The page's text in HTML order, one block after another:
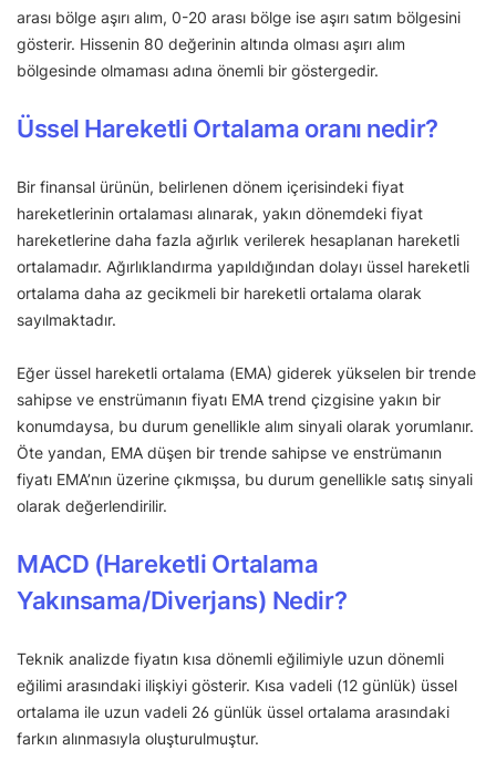
arası bölge aşırı alım, 0-20 arası bölge ise aşırı satım bölgesini
gösterir. Hissenin 80 değerinin altında olması aşırı alım
bölgesinde olmaması adına önemli bir göstergedir.
Üssel Hareketli Ortalama oranı nedir?
Bir finansal ürünün, belirlenen dönem içerisindeki fiyat
hareketlerinin ortalaması alınarak, yakın dönemdeki fiyat
hareketlerine daha fazla ağırlık verilerek hesaplanan hareketli
ortalamadır. Ağırlıklandırma yapıldığından dolayı üssel hareketli
ortalama daha az gecikmeli bir hareketli ortalama olarak
sayılmaktadır.
Eğer üssel hareketli ortalama (EMA) giderek yükselen bir trende
sahipse ve enstrümanın fiyatı EMA trend çizgisine yakın bir
konumdaysa, bu durum genellikle alım sinyali olarak yorumlanır.
Öte yandan, EMA düşen bir trende sahipse ve enstrümanın
fiyatı EMA’nın üzerine çıkmışsa, bu durum genellikle satış sinyali
olarak değerlendirilir.
MACD (Hareketli Ortalama
Yakınsama/Diverjans) Nedir?
Teknik analizde fiyatın kısa dönemli eğilimiyle uzun dönemli
eğilimi arasındaki ilişkiyi gösterir. Kısa vadeli (12 günlük) üssel
ortalama ile uzun vadeli 26 günlük üssel ortalama arasındaki
farkın alınmasıyla oluşturulmuştur.